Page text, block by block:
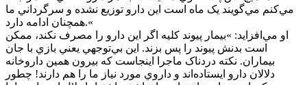
مي‌کنم مي‌گويند يک ماه است اين دارو توزيع نشده و سرگرداني ما
همچنان ادامه دارد.«
او مي‌افزايد: »بيمار پيوند کليه اگر اين دارو را مصرف نکند، ممکن
است بدنش پيوند را پس بزند. اين بي‌توجهي يعني بازي با جان
بيماران. نکته دردناک ماجرا اينجاست که بيرون همين داروخانه
دلالان دارو ايستاده‌اند و داروي مورد نياز ما را هم دارند! چطور